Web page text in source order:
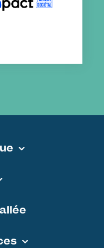
page - MEDVALLEE